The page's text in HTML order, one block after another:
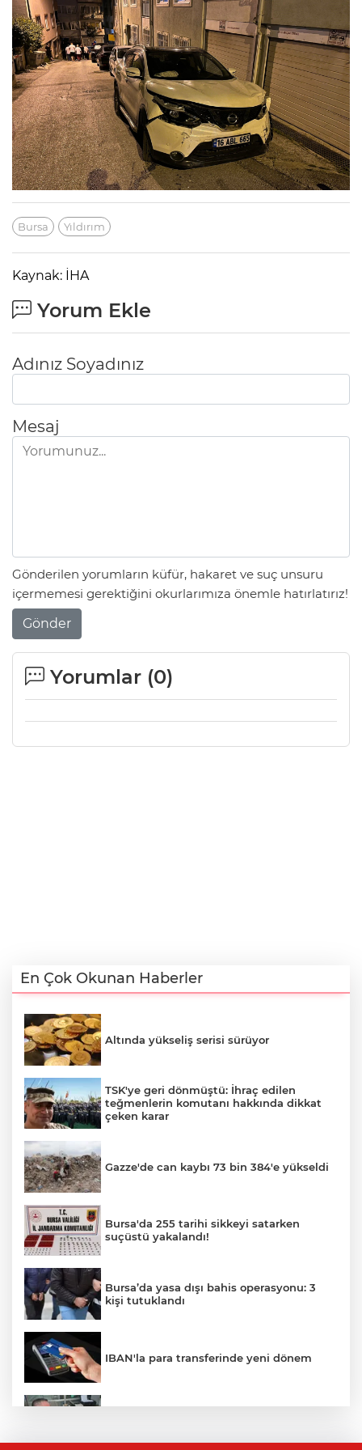
Bursa Yıldırım
Kaynak: İHA
Yorum Ekle
Adınız Soyadınız
Mesaj
Gönderilen yorumların küfür, hakaret ve suç unsuru
içermemesi gerektiğini okurlarımıza önemle hatırlatırız!
Gönder
Yorumlar (0)
En Çok Okunan Haberler
Altında yükseliş serisi sürüyor
TSK'ye geri dönmüştü: İhraç edilen
teğmenlerin komutanı hakkında dikkat
çeken karar
Gazze'de can kaybı 73 bin 384'e yükseldi
Bursa'da 255 tarihi sikkeyi satarken
suçüstü yakalandı!
Bursa’da yasa dışı bahis operasyonu: 3
kişi tutuklandı
IBAN'la para transferinde yeni dönem